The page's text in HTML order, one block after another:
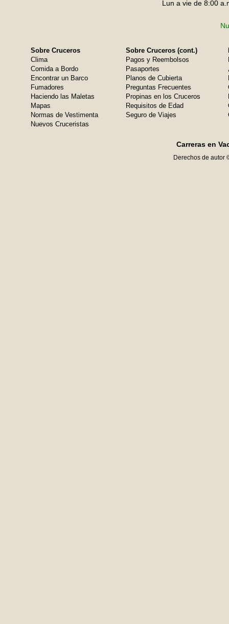
Lun a vie de 8:00
Sobre Cruceros
Clima
Comida a Bordo
Encontrar un Barco
Fumadores
Haciendo las Maletas
Mapas
Normas de Vestimenta
Nuevos Cruceristas
Sobre Cruceros (cont.)
Pagos y Reembolsos
Pasaportes
Planos de Cubierta
Preguntas Frecuentes
Propinas en los Cruceros
Requisitos de Edad
Seguro de Viajes
Carreras en
Derechos de autor